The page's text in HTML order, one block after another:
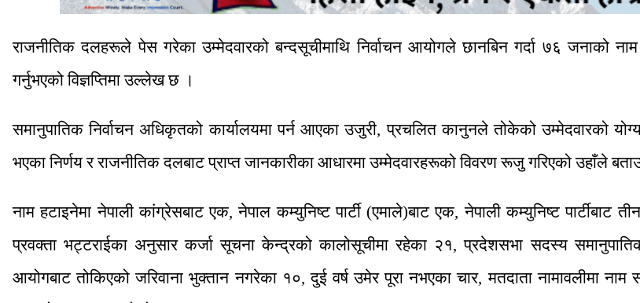
राजनीतिक दलहरूले पेस गरेका उम्मेदवारको बन्दसूचीमाथि निर्वाचन आयोगले छानबिन गर्दा ७६ जनाको
गर्नुभएको विज्ञप्तिमा उल्लेख छ ।
समानुपातिक निर्वाचन अधिकृतको कार्यालयमा पर्न आएका उजुरी, प्रचलित कानुनले तोकेको उम्मेदवारको
भएका निर्णय र राजनीतिक दलबाट प्राप्त जानकारीका आधारमा उम्मेदवारहरूको विवरण रूजु गरिएको उहाँले
नाम हटाइनेमा नेपाली कांग्रेसबाट एक, नेपाल कम्युनिष्ट पार्टी (एमाले)बाट एक, नेपाली कम्युनिष्ट पार्टीबाट
प्रवक्ता भट्टराईका अनुसार कर्जा सूचना केन्द्रको कालोसूचीमा रहेका २१, प्रदेशसभा सदस्य समानुपातिक
आयोगबाट तोकिएको जरिवाना भुक्तान नगरेका १०, दुई वर्ष उमेर पूरा नभएका चार, मतदाता नामावलीमा